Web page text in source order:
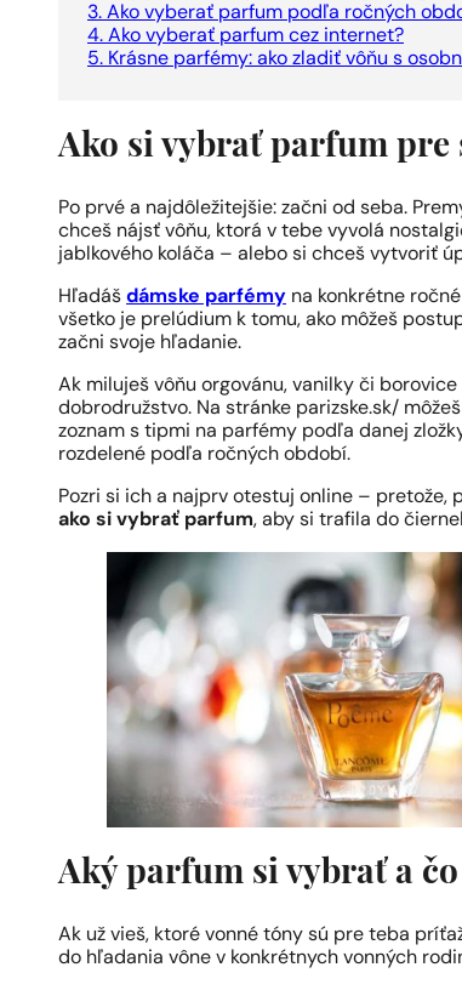
3. Ako vyberať parfum podľa ročných
4. Ako vyberať parfum cez internet?
5. Krásne parfémy: ako zladiť vôňu s
Ako si vybrať parfum pre
Po prvé a najdôležitejšie: začni od seba.
chceš nájsť vôňu, ktorá v tebe vyvolá
jablkového koláča – alebo si chceš vytvoriť
Hľadáš dámske parfémy na konkrétne
všetko je prelúdium k tomu, ako môžeš
začni svoje hľadanie.
Ak miluješ vôňu orgovánu, vanilky či
dobrodružstvo. Na stránke parizske.sk/
zoznam s tipmi na parfémy podľa danej
rozdelené podľa ročných období.
Pozri si ich a najprv otestuj online – pretože,
ako si vybrať parfum, aby si trafila do
Aký parfum si vybrať a
Ak už vieš, ktoré vonné tóny sú pre teba
do hľadania vône v konkrétnych vonných